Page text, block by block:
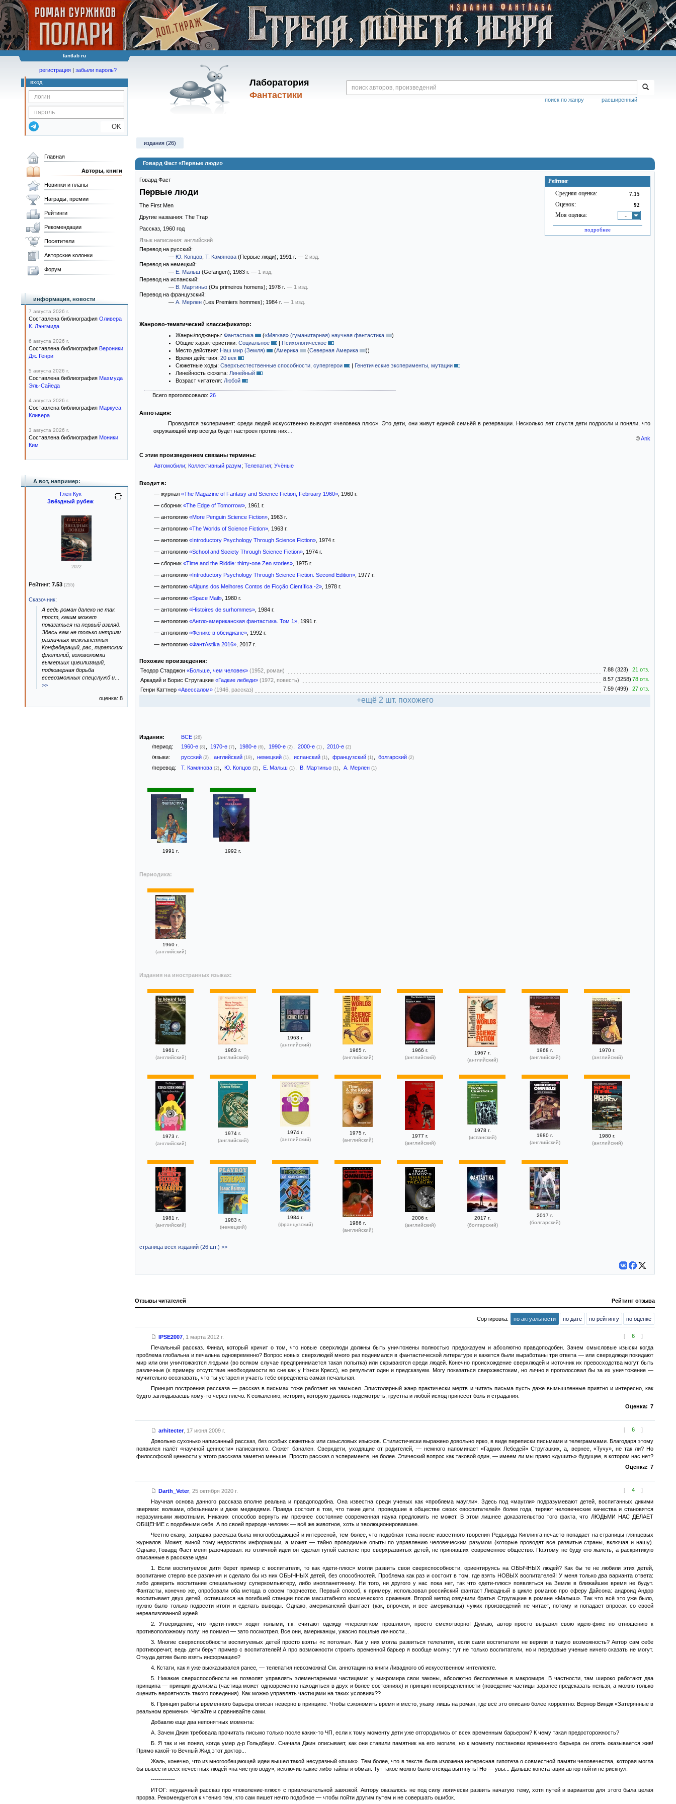
fantlab ru
Лаборатория
Фантастики
расширенный
поиск по жанру
регистрация | забыли пароль?
вход
OK
издания (26)
Говард Фаст «Первые люди»
Рейтинг
Средняя оценка: 7.15
Оценок: 92
Моя оценка: -
подробнее
Говард Фаст
Первые люди
The First Men
Другие названия: The Trap
Рассказ, 1960 год
Язык написания: английский
Перевод на русский:
— Ю. Копцов Т. Камянова (Первые люди); 1991 г. — 2 изд.
Перевод на немецкий:
— Е. Мальш (Gefangen); 1983 г. — 1 изд.
Перевод на испанский:
— В. Мартиньо (Os primeiros homens); 1978 г. — 1 изд.
Перевод на французский:
— А. Мерлен (Les Premiers hommes); 1984 г. — 1 изд.
Жанрово-тематический классификатор:
Жанры/поджанры: Фантастика («Мягкая» (гуманитарная) научная фантастика
)
Общие характеристики: Социальное | Психологическое
Место действия: Наш мир (Земля) (Америка (Северная Америка ))
Время действия: 20 век
Сюжетные ходы: Сверхъестественные способности, супергерои | Генетические эксперименты, мутации
Линейность сюжета: Линейный
Возраст читателя: Любой
Всего проголосовало: 26
Аннотация:
Проводится эксперимент: среди людей искусственно выводят «человека плюс». Это дети, они живут единой семьёй в резервации. Несколько лет спустя дети подросли и поняли, что
окружающий мир всегда будет настроен против них…
©Ank
С этим произведением связаны термины:
Автомобили; Коллективный разум; Телепатия; Учёные
Входит в:
— журнал «The Magazine of Fantasy and Science Fiction, February 1960», 1960 г.
— сборник «The Edge of Tomorrow», 1961 г.
— антологию «More Penguin Science Fiction», 1963 г.
— антологию «The Worlds of Science Fiction», 1963 г.
— антологию «Introductory Psychology Through Science Fiction», 1974 г.
— антологию «School and Society Through Science Fiction», 1974 г.
— сборник «Time and the Riddle: thirty-one Zen stories», 1975 г.
— антологию «Introductory Psychology Through Science Fiction. Second Edition», 1977 г.
— антологию «Alguns dos Melhores Contos de Ficção Científica -2», 1978 г.
— антологию «Space Mail», 1980 г.
— антологию «Histoires de surhommes», 1984 г.
— антологию «Англо-американская фантастика. Том 1», 1991 г.
— антологию «Феникс в обсидиане», 1992 г.
— антологию «ФантАstika 2016», 2017 г.
Похожие произведения:
Теодор Старджон «Больше, чем человек» (1952, роман) 7.88 (323)
21 отз.
Аркадий и Борис Стругацкие «Гадкие лебеди» (1972, повесть) 8.57 (3258) 78 отз.
Генри Каттнер «Авессалом» (1946, рассказ) 7.59 (499) 27 отз.
+ещё 2 шт. похожего
Издания: ВСЕ (26)
/период: 1960-е (8) 1970-е (7) 1980-е (6) 1990-е (2) 2000-е (1) 2010-е (2)
/языки: русский (2) английский (19) немецкий (1) испанский (1) французский (1) болгарский (2)
/перевод: Т. Камянова (2) Ю. Копцов (2) Е. Мальш (1) В. Мартиньо (1) А. Мерлен (1)
1991 г. 1992 г.
Периодика:
1960 г.
(английский)
Издания на иностранных языках:
1961 г.
(английский)
1963 г.
(английский)
1963 г.
(английский)
1965 г.
(английский)
1966 г.
(английский)
1967 г.
(английский)
1968 г.
(английский)
1970 г.
(английский)
1973 г.
(английский)
1974 г.
(английский)
1974 г.
(английский)
1975 г.
(английский)
1977 г.
(английский)
1978 г.
(испанский)
1980 г.
(английский)
1980 г.
(английский)
1981 г.
(английский)
1983 г.
(немецкий)
1984 г.
(французский)
1986 г.
(английский)
2006 г.
(английский)
2017 г.
(болгарский)
2017 г.
(болгарский)
страница всех изданий (26 шт.) >>
Отзывы читателей Рейтинг отзыва
Сортировка: по актуальности по дате по рейтингу по оценке
[ 6 ]
IPSE2007, 1 марта 2012 г.
Печальный рассказ. Финал, который кричит о том, что новые сверхлюди должны быть уничтожены полностью предсказуем и абсолютно правдоподобен. Зачем смысловые изыски когда
проблема глобальна и печальна одновременно? Вопрос новых сверхлюдей много раз поднимался в фантастической литературе и кажется были выработаны три ответа — или сверхдлюди покидают
мир или они уничтожаются людьми (во всяком случае предпринимается такая попытка) или скрываются среди людей. Конечно происхождение сверхлюдей и источник их превосходства могут быть
различные (к примеру отсутствие необходимости во сне как у Нэнси Кресс), но результат один и предсказуем. Могу показаться сверхжестоким, но лично я проголосовал бы за их уничтожение —
мучительно осознавать, что ты устарел и участь тебе определена самая печальная.
Принцип построения рассказа — рассказ в письмах тоже работает на замысел. Эпистолярный жанр практически мертв и читать письма пусть даже вымышленные приятно и интересно, как
будто заглядываешь кому-то через плечо. К сожалению, история, которую удалось подсмотреть, грустна и любой исход принесет боль и страдания.
Оценка: 7
[ 6 ]
arhitecter, 17 июня 2009 г.
Довольно сухонько написанный рассказ, без особых сюжетных или смысловых изысков. Стилистически выражено довольно ярко, в виде переписки письмами и телеграммами. Благодаря этому
появился налёт «научной ценности» написанного. Сюжет банален. Сверхдети, уходящие от родителей, — немного напоминает «Гадких Лебедей» Стругацких, а, вернее, «Тучу», не так ли? Но
философской ценности у этого рассказа заметно меньше. Просто рассказ о эсперименте, не более. Этический вопрос как таковой один, — имеем ли мы право «душить» будущее, в котором нас нет?
Оценка: 7
[ 4 ]
Darth_Veter, 25 октября 2020 г.
Научная основа данного рассказа вполне реальна и правдоподобна. Она известна среди ученых как «проблема маугли». Здесь под «маугли» подразумевают детей, воспитанных дикими
зверями: волками, обезьянами и даже медведями. Правда состоит в том, что такие дети, проведшие в обществе своих «воспитателей» более года, теряют человеческие качества и становятся
неразумными животными. Никаких способов вернуть им прежнее состояние современная наука предложить не может. В этом лишнее доказательство того факта, что ЛЮДЬМИ НАС ДЕЛАЕТ
ОБЩЕНИЕ с подобными себе. А по своей природе человек — всё же животное, хоть и эволюционировавшее.
Честно скажу, затравка рассказа была многообещающей и интересной, тем более, что подобная тема после известного творения Редъярда Киплинга нечасто попадает на страницы глянцевых
журналов. Может, виной тому недостаток информации, а может — тайно проводимые опыты по управлению человеческим разумом (которые проводят все развитые страны, включая и нашу).
Однако, Говард Фаст меня разочаровал: из отличной идеи он сделал тупой саспенс про сверхразвитых детей, не принявших современное общество. Поэтому не буду его жалеть, а раскритикую
описанные в рассказе идеи.
1. Если воспитуемое дитя берет пример с воспитателя, то как «дети-плюс» могли развить свои сверхспособности, ориентируясь на ОБЫЧНЫХ людей? Как бы те не любили этих детей,
воспитание стерло все различия и сделало бы из них ОБЫЧНЫХ детей, без способностей. Проблема как раз и состоит в том, где взять НОВЫХ воспитателей! У меня только два варианта ответа:
либо доверить воспитание специальному суперкомпьютеру, либо инопланетянину. Ни того, ни другого у нас пока нет, так что «дети-плюс» появляться на Земле в ближайшее время не будут.
Фантасты, конечно же, опробовали оба метода в своем творчестве. Первый способ, к примеру, использовал российский фантаст Ливадный в цикле романов про сферу Дайсона: андроид Андор
воспитывает двух детей, оставшихся на погибшей станции после масштабного космического сражения. Второй метод озвучили братья Стругацкие в романе «Малыш». Так что всё это уже было,
нужно было только подвести итоги и сделать выводы. Однако, американский фантаст (как, впрочем, и все американцы) чужих произведений не читает, потому и попадает впросак со своей
нереализованной идеей.
2. Утверждение, что «дети-плюс» ходят голыми, т.к. считают одежду «пережитком прошлого», просто смехотворно! Думаю, автор просто выразил свою идею-фикс по отношению к
противоположному полу: не поимел — зато посмотрел. Все они, американцы, ужасно пошлые личности...
3. Многие сверхспособности воспитуемых детей просто взяты «с потолка». Как у них могла развиться телепатия, если сами воспитатели не верили в такую возможность? Автор сам себе
противоречит, ведь дети берут пример с воспитателей! А про возможности строить временной барьер я вообще молчу: тут не только воспитатели, но и передовые ученые ничего сказать не могут.
Откуда детям было взять информацию?
4. Кстати, как я уже высказывался ранее, — телепатия невозможна! См. аннотации на книги Ливадного об искусственном интеллекте.
5. Никакие сверхспособности не позволят управлять элементарными частицами: у микромира свои законы, абсолютно бесполезные в макромире. В частности, там широко работают два
принципа — принцип дуализма (частица может одновременно находиться в двух и более состояниях) и принцип неопределенности (поведение частицы заранее предсказать нельзя, а можно только
оценить вероятность такого поведения). Как можно управлять частицами на таких условиях??
6. Принцип работы временного барьера описан неверно в принципе. Чтобы сэкономить время и место, укажу лишь на роман, где всё это описано более корректно: Вернор Виндж «Затерянные в
реальном времени». Читайте и сравнивайте сами.
Добавлю еще два непонятных момента:
А. Зачем Джин требовала прочитать письмо только после каких-то ЧП, если к тому моменту дети уже отгородились от всех временным барьером? К чему такая предосторожность?
Б. Я так и не понял, когда умер д-р Гольдбаум. Сначала Джин описывает, как они ставили памятник на его могиле, но к моменту постановки временного барьера он опять оказывается жив!
Прямо какой-то Вечный Жид этот доктор...
Жаль, конечно, что из многообещающей идеи вышел такой несуразный «пшик». Тем более, что в тексте была изложена интересная гипотеза о совместной памяти человечества, которая могла
бы вывести всех нечестных людей «на чистую воду», исключив какие-либо тайны и обман. Тут такое можно было отсюда вытянуть! Но — увы... Дальше констатации автор пойти не рискнул.
------------
ИТОГ: неудачный рассказ про «поколение-плюс» с привлекательной завязкой. Автору оказалось не под силу логически развить начатую тему, хотя путей и вариантов для этого была целая
прорва. Рекомендуется к чтению тем, кто сам пишет нечто подобное — чтобы пойти другим путем и не совершать ошибок.
Главная
Авторы, книги
Новинки и планы
Награды, премии
Рейтинги
Рекомендации
Посетители
Авторские колонки
Форум
информация, новости
7 августа 2026 г.
Составлена библиография Оливера
К. Лэнгмида
6 августа 2026 г.
Составлена библиография Вероники
Дж. Генри
5 августа 2026 г.
Составлена библиография Махмуда
Эль-Сайеда
4 августа 2026 г.
Составлена библиография Маркуса
Кливера
3 августа 2026 г.
Составлена библиография Моники
Ким
А вот, например:
Глен Кук
Звёздный рубеж
2022
Рейтинг: 7.53 (255)
Сказочник:
А ведь роман далеко не так
прост, каким может
показаться на первый взгляд.
Здесь вам не только интриги
различных межланетных
Конфедераций, рас, пиратских
флотилий, головоломки
вымерших цивилизаций,
подковерная борьба
всевозможных спецслужб и
>>
оценка: 8